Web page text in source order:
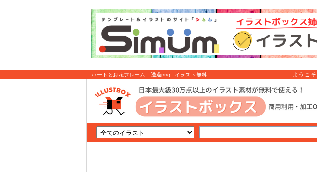
ハートとお花フレーム 透過png : イラスト無料 ようこそ